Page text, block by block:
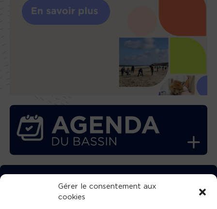
Gérer le consentement aux
cookies
TÉLÉCHARGEZ GRATUITEMENT
L’APPLICATION TVBA !